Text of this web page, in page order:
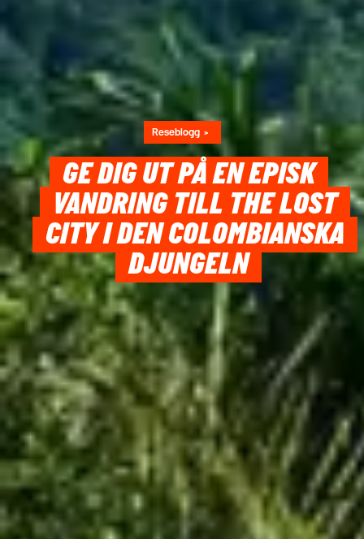
Reseblogg
GE DIG UT PÅ EN EPISK
VANDRING TILL THE LOST
CITY I DEN COLOMBIANSKA
DJUNGELN